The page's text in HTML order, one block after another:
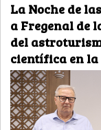
La Noche de
a Fregenal de
del
científica en